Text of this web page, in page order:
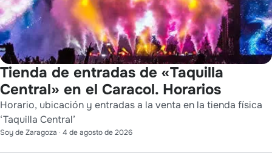
Tienda de entradas de «Taquilla
Central» en el Caracol. Horarios
Horario, ubicación y entradas a la venta en la tienda física
‘Taquilla Central’
Soy de Zaragoza · 4 de agosto de 2026